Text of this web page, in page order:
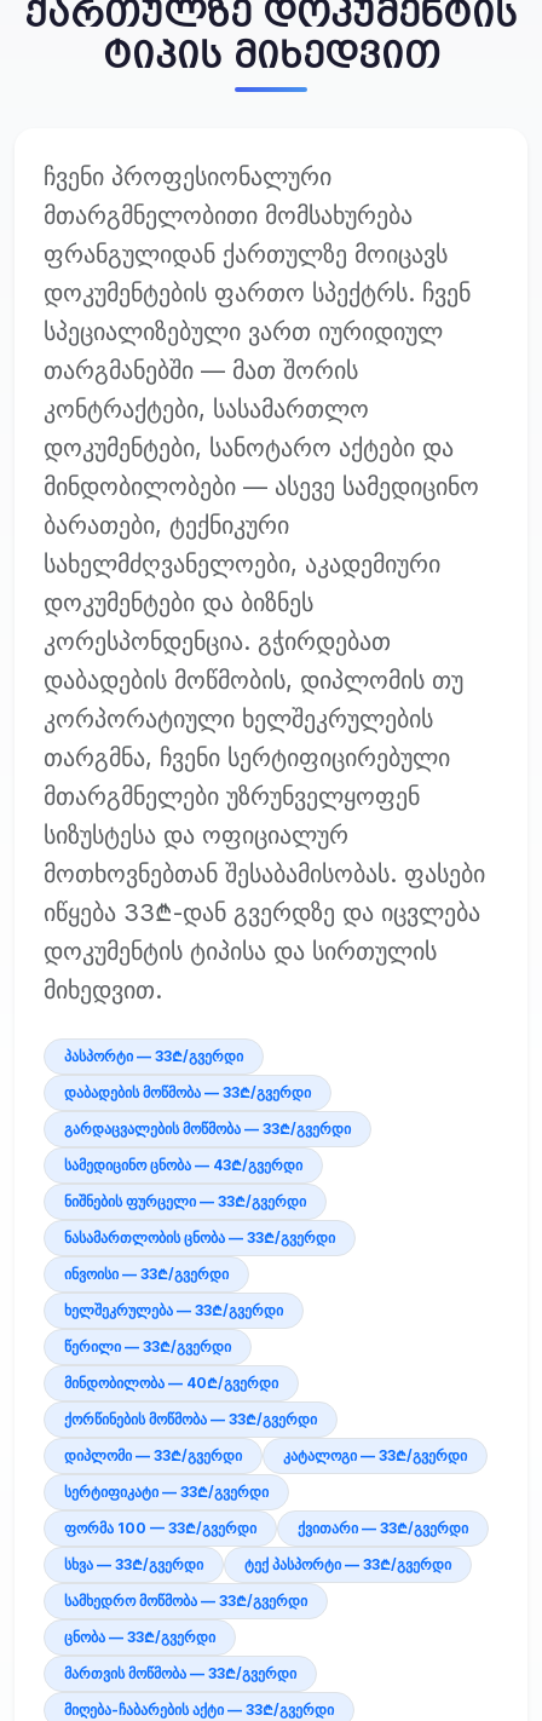
ქართულზე დოკუმენტის
ტიპის მიხედვით
ჩვენი პროფესიონალური
მთარგმნელობითი მომსახურება
ფრანგულიდან ქართულზე მოიცავს
დოკუმენტების ფართო სპექტრს. ჩვენ
სპეციალიზებული ვართ იურიდიულ
თარგმანებში — მათ შორის
კონტრაქტები, სასამართლო
დოკუმენტები, სანოტარო აქტები და
მინდობილობები — ასევე სამედიცინო
ბარათები, ტექნიკური
სახელმძღვანელოები, აკადემიური
დოკუმენტები და ბიზნეს
კორესპონდენცია. გჭირდებათ
დაბადების მოწმობის, დიპლომის თუ
კორპორატიული ხელშეკრულების
თარგმნა, ჩვენი სერტიფიცირებული
მთარგმნელები უზრუნველყოფენ
სიზუსტესა და ოფიციალურ
მოთხოვნებთან შესაბამისობას. ფასები
იწყება 33₾-დან გვერდზე და იცვლება
დოკუმენტის ტიპისა და სირთულის
მიხედვით.
პასპორტი — 33₾/გვერდი
დაბადების მოწმობა — 33₾/გვერდი
გარდაცვალების მოწმობა — 33₾/გვერდი
სამედიცინო ცნობა — 43₾/გვერდი
ნიშნების ფურცელი — 33₾/გვერდი
ნასამართლობის ცნობა — 33₾/გვერდი
ინვოისი — 33₾/გვერდი
ხელშეკრულება — 33₾/გვერდი
წერილი — 33₾/გვერდი
მინდობილობა — 40₾/გვერდი
ქორწინების მოწმობა — 33₾/გვერდი
დიპლომი — 33₾/გვერდი
კატალოგი — 33₾/გვერდი
სერტიფიკატი — 33₾/გვერდი
ფორმა 100 — 33₾/გვერდი
ქვითარი — 33₾/გვერდი
სხვა — 33₾/გვერდი
ტექ პასპორტი — 33₾/გვერდი
სამხედრო მოწმობა — 33₾/გვერდი
ცნობა — 33₾/გვერდი
მართვის მოწმობა — 33₾/გვერდი
მიღება-ჩაბარების აქტი — 33₾/გვერდი